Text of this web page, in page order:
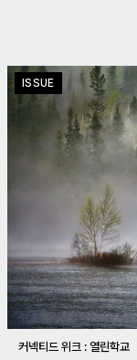
ISSUE
커넥티드 위크 : 열린학교